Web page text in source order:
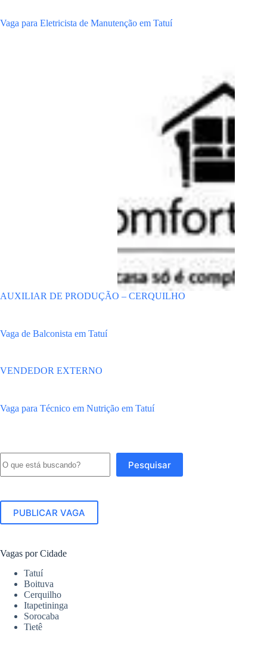
Vaga para Eletricista de Manutenção em Tatuí
AUXILIAR DE PRODUÇÃO – CERQUILHO
Vaga de Balconista em Tatuí
VENDEDOR EXTERNO
Vaga para Técnico em Nutrição em Tatuí
Pesquisar
PUBLICAR VAGA
Vagas por Cidade
Tatuí
Boituva
Cerquilho
Itapetininga
Sorocaba
Tietê